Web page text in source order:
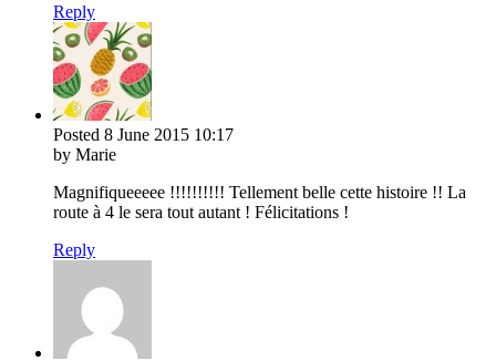
Reply
Posted 8 June 2015 10:17
by Marie
Magnifiqueeeee !!!!!!!!!! Tellement belle cette histoire !! La
route à 4 le sera tout autant ! Félicitations !
Reply